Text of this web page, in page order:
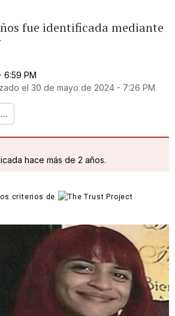
fue identificada mediante
6:59 PM
el 30 de mayo de 2024 - 7:26 PM
...
hace más de 2 años.
criterios de